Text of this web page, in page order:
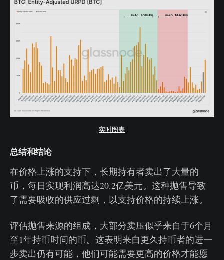
实时图表
总结和结论
在价格上涨的支持下，长期持有者卖出了大量的
币，每日实现利润高达20.2亿美元。这种抛售导致
了需要吸收的供应过剩，以支持价格的持续上涨。
评估抛售来源的组成，大部分卖压似乎来自于6个月
至1年持币时间的币。这表明来自更久持币者的进一
步卖出仍有可能，他们可能需要更高的价格才能愿